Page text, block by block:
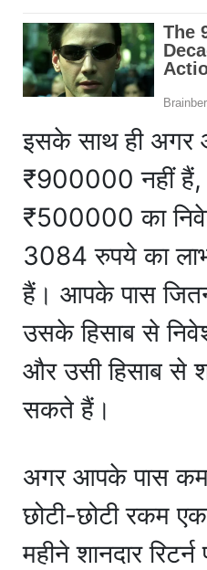
इसके साथ ही अगर
₹900000 नहीं हैं,
₹500000 का
3084 रुपये का
हैं। आपके पास
उसके हिसाब से
और उसी हिसाब से
सकते हैं।
अगर आपके पास
छोटी-छोटी रकम
महीने शानदार